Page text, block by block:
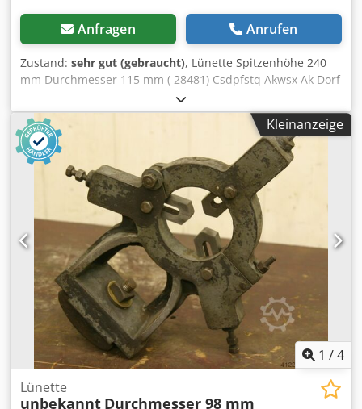
Anfragen Anrufen
Zustand: sehr gut (gebraucht), Lünette Spitzenhöhe 240
mm Durchmesser 115 mm ( 28481) Csdpfstq Akwsx Ak Dorf
Kleinanzeige
1 /4
Lünette
unbekannt Durchmesser 98 mm